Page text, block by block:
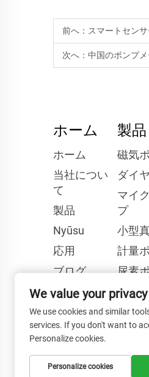
前へ： スマートセン
次へ： 中国のポンプ
ホーム
ホーム
当社につい
て
製品
Nyūsu
応用
ブログ
Kontakuto
製品
磁気
ダイ
マイ
プ
小型
計量
尿素
We value your privacy
We use cookies and similar
services. If you don't want to
Personalize cookies.
Personalize cookies